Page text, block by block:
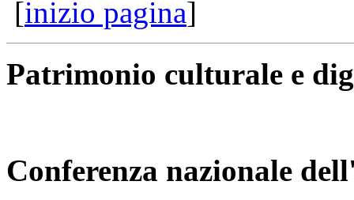
[inizio pagina]
Patrimonio culturale e
Conferenza nazionale